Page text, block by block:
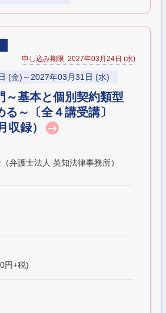
申し込み期限 2027年03月24日 (水)
(金)～2027年03月31日 (水)
～基本と個別契約類型
～〔全４講受講〕
収録）
弁護士法人 英知法律事務所）
円+税)